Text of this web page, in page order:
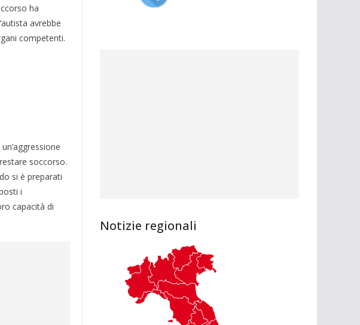
ha
avrebbe
competenti.
soccorso.
si è preparati
i
capacità di
Notizie regionali